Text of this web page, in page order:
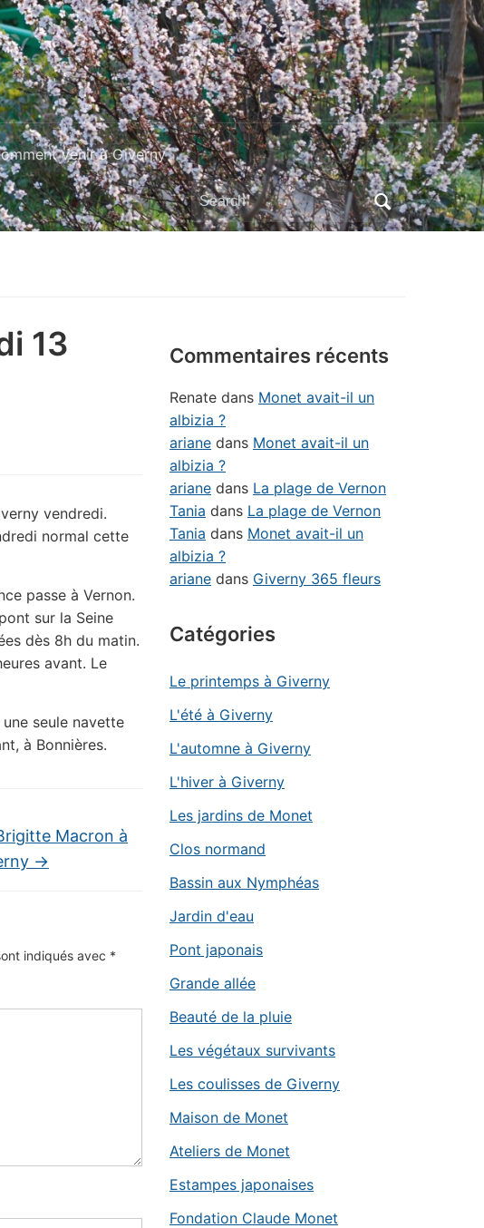
venir à Giverny
Search
for:
13
vendredi.
normal cette
passe à Vernon.
sur la Seine
dès 8h du matin.
avant. Le
seule navette
à Bonnières.
Macron à
→
indiqués avec *
Commentaires récents
Renate dans Monet avait-il un
albizia ?
ariane dans Monet avait-il un
albizia ?
ariane dans La plage de Vernon
Tania dans La plage de Vernon
Tania dans Monet avait-il un
albizia ?
ariane dans Giverny 365 fleurs
Catégories
Le printemps à Giverny
L'été à Giverny
L'automne à Giverny
L'hiver à Giverny
Les jardins de Monet
Clos normand
Bassin aux Nymphéas
Jardin d'eau
Pont japonais
Grande allée
Beauté de la pluie
Les végétaux survivants
Les coulisses de Giverny
Maison de Monet
Ateliers de Monet
Estampes japonaises
Fondation Claude Monet